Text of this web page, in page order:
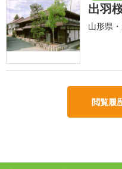
出羽
山形県
閲覧履